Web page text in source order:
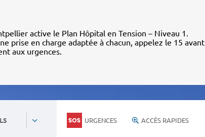
active le Plan Hôpital en Tension – Niveau 1.
prise en charge adaptée à chacun, appelez le 15 avant
aux urgences.
URGENCES ACCÈS RAPIDES